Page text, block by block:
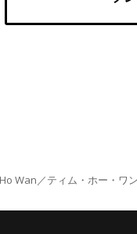
Wan／ティム・ホー・